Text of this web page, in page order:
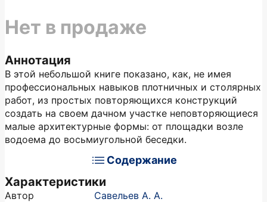
Аннотация
В этой небольшой книге показано, как, не имея
профессиональных навыков плотничных и столярных
работ, из простых повторяющихся конструкций
создать на своем дачном участке неповторяющиеся
малые архитектурные формы: от площадки возле
водоема до восьмиугольной беседки.
Содержание
Характеристики
Автор
Савельев А. А.
Нет в продаже